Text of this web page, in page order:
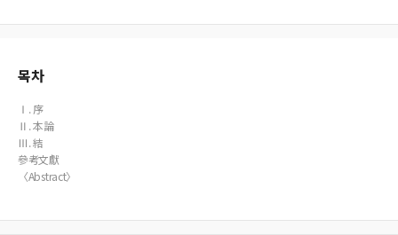
목차
Ⅰ. 序
Ⅱ. 本論
Ⅲ. 結
參考文獻
〈Abstract〉